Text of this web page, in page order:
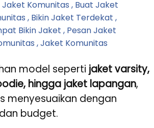
Jaket Komunitas , Buat Jaket
, Bikin Jaket Terdekat ,
Bikin Jaket , Pesan Jaket
, Jaket Komunitas
model seperti jaket varsity,
hingga jaket lapangan,
menyesuaikan dengan
budget.